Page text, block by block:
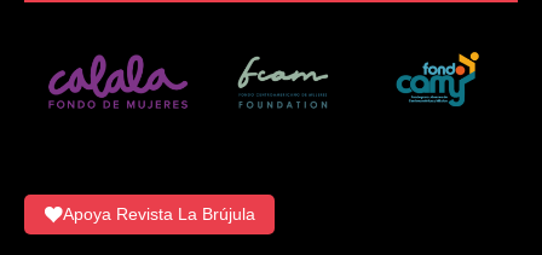
Apoya Revista La Brújula